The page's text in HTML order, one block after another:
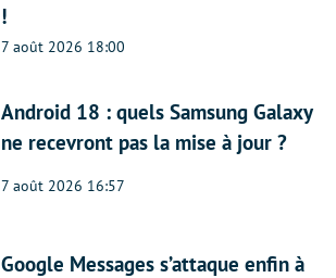
!
7 août 2026 18:00
Android 18 : quels Samsung Galaxy
ne recevront pas la mise à jour ?
7 août 2026 16:57
Google Messages s’attaque enfin à